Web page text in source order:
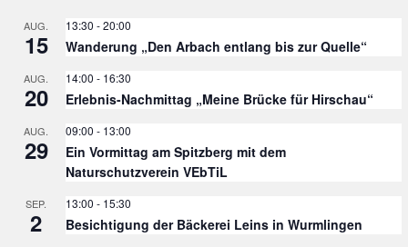
AUG.
15
13:30 -20:00
Wanderung „Den Arbach entlang bis zur Quelle“
AUG.
20
14:00 - 16:30
Erlebnis-Nachmittag „Meine Brücke für Hirschau“
AUG.
29
09:00 - 13:00
Ein Vormittag am Spitzberg mit dem
Naturschutzverein VEbTiL
SEP.
2
13:00 - 15:30
Besichtigung der Bäckerei Leins in Wurmlingen